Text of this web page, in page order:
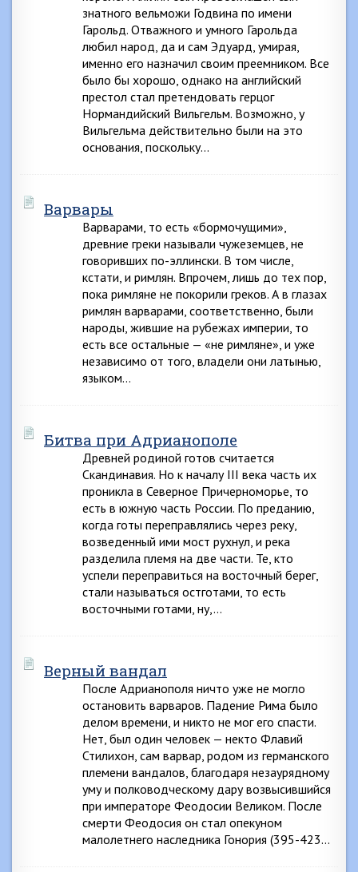
знатного вельможи Годвина по имени
Гарольд. Отважного и умного Гарольда
любил народ, да и сам Эдуард, умирая,
именно его назначил своим преемником. Все
было бы хорошо, однако на английский
престол стал претендовать герцог
Нормандийский Вильгельм. Возможно, у
Вильгельма действительно были на это
основания, поскольку…
Варвары
Варварами, то есть «бормочущими»,
древние греки называли чужеземцев, не
говоривших по-эллински. В том числе,
кстати, и римлян. Впрочем, лишь до тех пор,
пока римляне не покорили греков. А в глазах
римлян варварами, соответственно, были
народы, жившие на рубежах империи, то
есть все остальные — «не римляне», и уже
независимо от того, владели они латынью,
языком…
Битва при Адрианополе
Древней родиной готов считается
Скандинавия. Но к началу III века часть их
проникла в Северное Причерноморье, то
есть в южную часть России. По преданию,
когда готы переправлялись через реку,
возведенный ими мост рухнул, и река
разделила племя на две части. Те, кто
успели переправиться на восточный беpeг,
стали называться остготами, то есть
восточными готами, ну,…
Верный вандал
После Адрианополя ничто уже не могло
остановить варваров. Падение Рима было
делом времени, и никто не мог его спасти.
Нет, был один человек — некто Флавий
Стилихон, сам варвар, родом из германского
племени вандалов, благодаря незаурядному
уму и полководческому дару возвысившийся
при императоре Феодосии Великом. После
смерти Феодосия он стал опекуном
малолетнего наследника Гонория (395-423…